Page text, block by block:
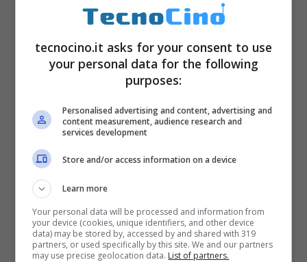
Ecco come funziona la piattaforma – Tecnocino.it
Si tratta di un vero e proprio insegnante di
lingue completamente “
dall’Intelligenza artificiale. Questo
programma insegna le lingue e permette agli
studenti di allenarsi con le lingue, sia
tecnocino.it asks for your consent to use
your personal data for the following
purposes:
Personalised advertising and content, advertising and
content measurement, audience research and
services development
Store and/or access information on a device
Learn more
Your personal data will be processed and information from
your device (cookies, unique identifiers, and other device
data) may be stored by, accessed by and shared with 319
partners, or used specifically by this site. We and our partners
may use precise geolocation data. List of partners.